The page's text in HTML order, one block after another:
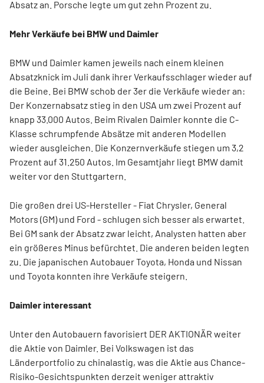
Absatz an. Porsche legte um gut zehn Prozent zu.
Mehr Verkäufe bei BMW und Daimler
BMW und Daimler kamen jeweils nach einem kleinen
Absatzknick im Juli dank ihrer Verkaufsschlager wieder auf
die Beine. Bei BMW schob der 3er die Verkäufe wieder an:
Der Konzernabsatz stieg in den USA um zwei Prozent auf
knapp 33.000 Autos. Beim Rivalen Daimler konnte die C-
Klasse schrumpfende Absätze mit anderen Modellen
wieder ausgleichen. Die Konzernverkäufe stiegen um 3,2
Prozent auf 31.250 Autos. Im Gesamtjahr liegt BMW damit
weiter vor den Stuttgartern.
Die großen drei US-Hersteller - Fiat Chrysler, General
Motors (GM) und Ford - schlugen sich besser als erwartet.
Bei GM sank der Absatz zwar leicht, Analysten hatten aber
ein größeres Minus befürchtet. Die anderen beiden legten
zu. Die japanischen Autobauer Toyota, Honda und Nissan
und Toyota konnten ihre Verkäufe steigern.
Daimler interessant
Unter den Autobauern favorisiert DER AKTIONÄR weiter
die Aktie von Daimler. Bei Volkswagen ist das
Länderportfolio zu chinalastig, was die Aktie aus Chance-
Risiko-Gesichtspunkten derzeit weniger attraktiv